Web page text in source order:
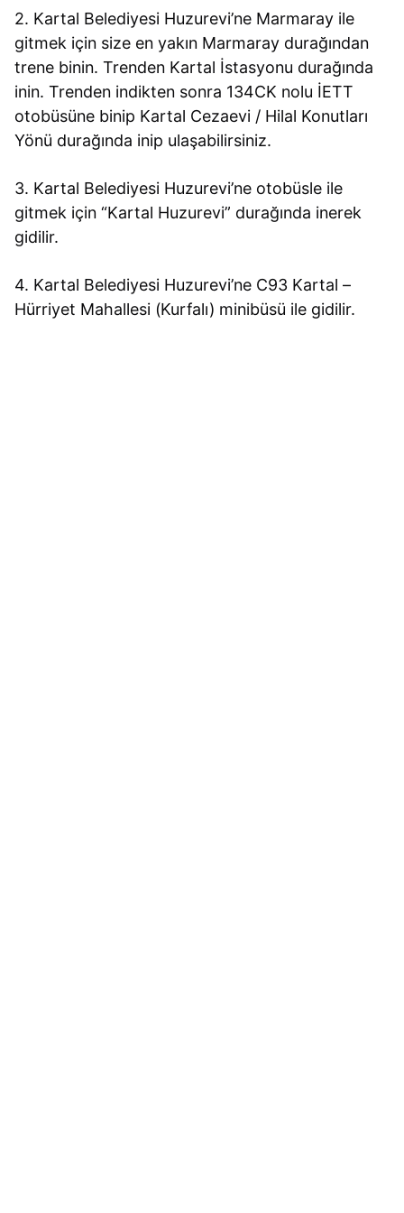
2. Kartal Belediyesi Huzurevi’ne Marmaray ile
gitmek için size en yakın Marmaray durağından
trene binin. Trenden Kartal İstasyonu durağında
inin. Trenden indikten sonra 134CK nolu İETT
otobüsüne binip Kartal Cezaevi / Hilal Konutları
Yönü durağında inip ulaşabilirsiniz.
3. Kartal Belediyesi Huzurevi’ne otobüsle ile
gitmek için “Kartal Huzurevi” durağında inerek
gidilir.
4. Kartal Belediyesi Huzurevi’ne C93 Kartal –
Hürriyet Mahallesi (Kurfalı) minibüsü ile gidilir.